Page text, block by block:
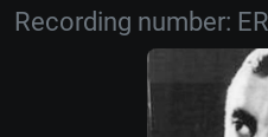
Recording number: